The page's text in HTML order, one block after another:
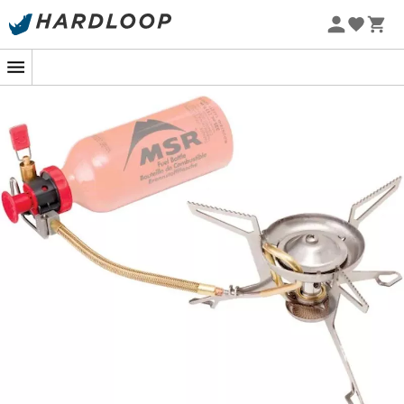
Zomeraanbiedingen 🔥 -5% EXTRA vanaf 2 producten* met
DeWhisperLite International Combo vanMSR
zorgt
ervoor dat je de mooiste
wandelpaden kunt verkennen
met een volle maag! Al meer dan 20 jaar voldoet deze
kooksetaan de eisen van ervaren
ontdekkingsreizigers en avonturiers. De stabiliteit wordt
gegarandeerd door het gebruik van roestvrijstalen
eenstukspoten, die ook het gewicht van het geheel
WhisperLite International Combo
uiterst compact, opvouwbaar en past in de meeste